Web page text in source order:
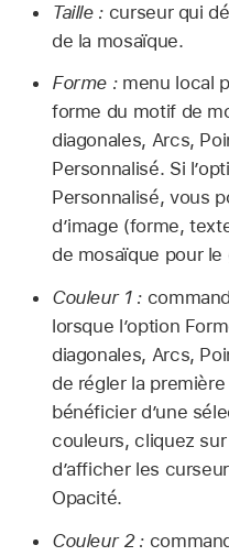
Taille : curseur qui
de la mosaïque.
Forme :menu local
forme du motif de
diagonales, Arcs,
Personnalisé. Si
Personnalisé, vous
d’image (forme,
de mosaïque pour le
Couleur 1 :
lorsque l’option
diagonales, Arcs,
de régler la
bénéficier d’une
couleurs, cliquez
d’afficher les
Opacité.
Couleur 2 :